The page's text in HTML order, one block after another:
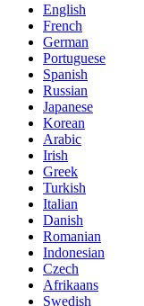
English
French
German
Portuguese
Spanish
Russian
Japanese
Korean
Arabic
Irish
Greek
Turkish
Italian
Danish
Romanian
Indonesian
Czech
Afrikaans
Swedish